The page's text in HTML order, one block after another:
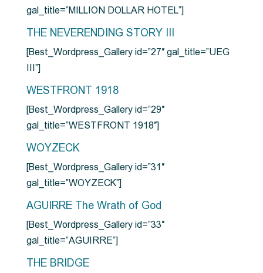
gal_title=”MILLION DOLLAR HOTEL”]
THE NEVERENDING STORY III
[Best_Wordpress_Gallery id=”27″ gal_title=”UEG
III”]
WESTFRONT 1918
[Best_Wordpress_Gallery id=”29″
gal_title=”WESTFRONT 1918″]
WOYZECK
[Best_Wordpress_Gallery id=”31″
gal_title=”WOYZECK”]
AGUIRRE The Wrath of God
[Best_Wordpress_Gallery id=”33″
gal_title=”AGUIRRE”]
THE BRIDGE